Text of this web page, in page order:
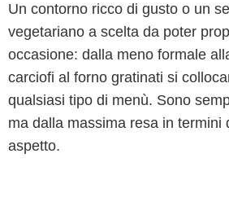
Un contorno ricco di gusto o un
vegetariano a scelta da poter
occasione: dalla meno formale
carciofi al forno gratinati si
qualsiasi tipo di menù. Sono
ma dalla massima resa in termini
aspetto.